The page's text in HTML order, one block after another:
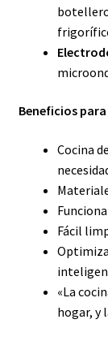
Beneficios
Cocina
Fácil
«La
hogar, y